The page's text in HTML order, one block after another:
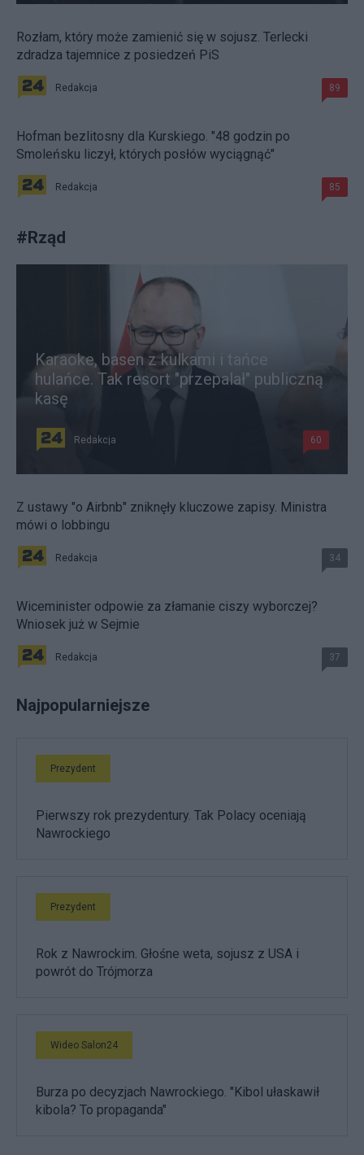
Rozłam, który może zamienić się w sojusz. Terlecki
zdradza tajemnice z posiedzeń PiS
Redakcja 89
Hofman bezlitosny dla Kurskiego. "48 godzin po
Smoleńsku liczył, których posłów wyciągnąć"
Redakcja 85
#Rząd
Karaoke, basen z kulkami i tańce
hulańce. Tak resort "przepalał" publiczną
kasę
Redakcja 60
Z ustawy "o Airbnb" zniknęły kluczowe zapisy. Ministra
mówi o lobbingu
Redakcja 34
Wiceminister odpowie za złamanie ciszy wyborczej?
Wniosek już w Sejmie
Redakcja 37
Najpopularniejsze
Prezydent
Pierwszy rok prezydentury. Tak Polacy oceniają
Nawrockiego
Prezydent
Rok z Nawrockim. Głośne weta, sojusz z USA i
powrót do Trójmorza
Wideo Salon24
Burza po decyzjach Nawrockiego. "Kibol ułaskawił
kibola? To propaganda"